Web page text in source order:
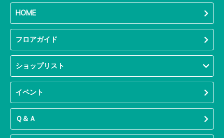
HOME
フロアガイド
ショップリスト
イベント
Ｑ＆Ａ